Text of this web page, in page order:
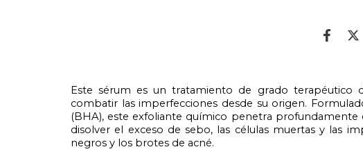
Estesérum es un tratamiento de grado terapéutico
combatir las imperfecciones desde su origen.
(BHA), este exfoliante químico penetra
disolver el exceso de sebo, las células muertas y las
negros y los brotes de acné.